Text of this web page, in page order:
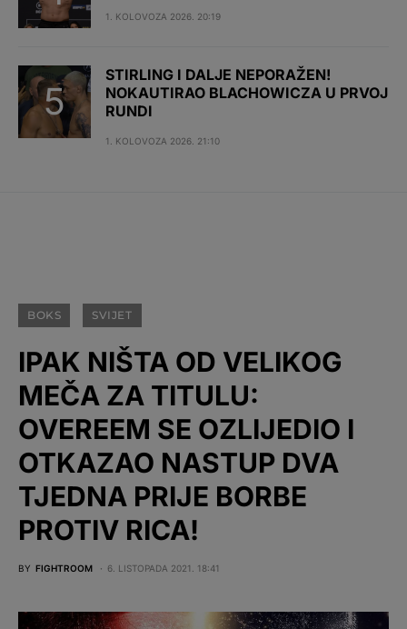
1. KOLOVOZA 2026. 20:19
STIRLING I DALJE NEPORAŽEN!
NOKAUTIRAO BLACHOWICZA U PRVOJ
RUNDI
1. KOLOVOZA 2026. 21:10
BOKS SVIJET
IPAK NIŠTA OD VELIKOG
MEČA ZA TITULU:
OVEREEM SE OZLIJEDIO I
OTKAZAO NASTUP DVA
TJEDNA PRIJE BORBE
PROTIV RICA!
BY FIGHTROOM 6. LISTOPADA 2021. 18:41